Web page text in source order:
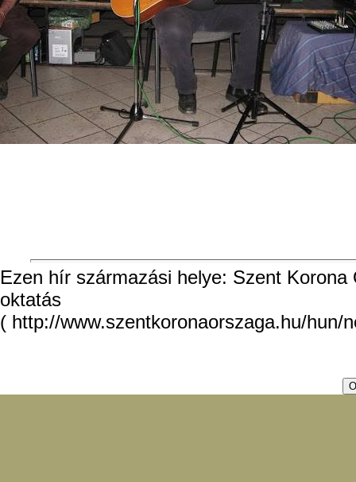
Ezen hír származási helye: Szent
oktatás
( http://www.szentkoronaorszaga.hu/hun/